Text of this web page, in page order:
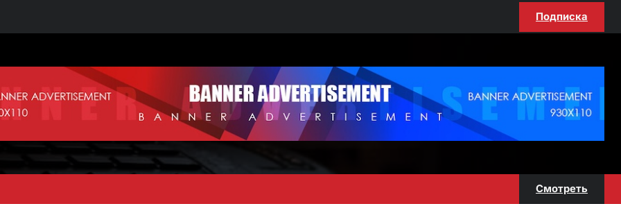
Подписка
Смотреть